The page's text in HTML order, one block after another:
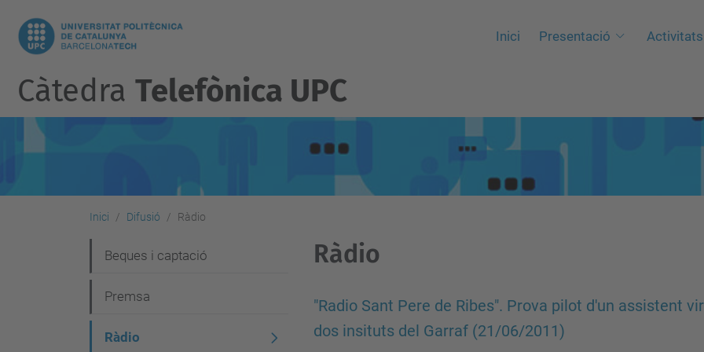
Inici Presentació Activitats
Càtedra Telefònica UPC
Inici Difusió Ràdio
Ràdio
"Radio Sant Pere de Ribes". Prova pilot d'un assistent
dos insituts del Garraf (21/06/2011)
a
v
Beques i captació
Premsa
Ràdio